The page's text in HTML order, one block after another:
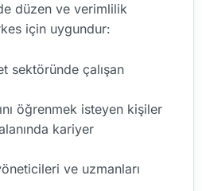
düzen ve verimlilik
için uygundur:
sektöründe çalışan
öğrenmek isteyen kişiler
kariyer
ve uzmanları